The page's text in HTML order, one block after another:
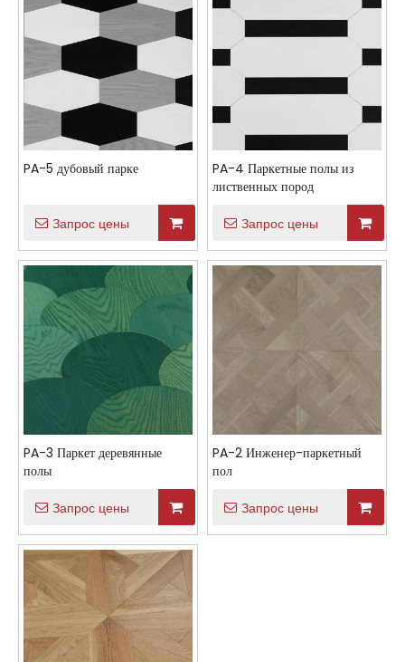
PA-5 дубовый парке
Запрос цены
PA-4 Паркетные полы из
лиственных пород
Запрос цены
PA-3 Паркет деревянные
полы
Запрос цены
PA-2 Инженер-паркетный
пол
Запрос цены